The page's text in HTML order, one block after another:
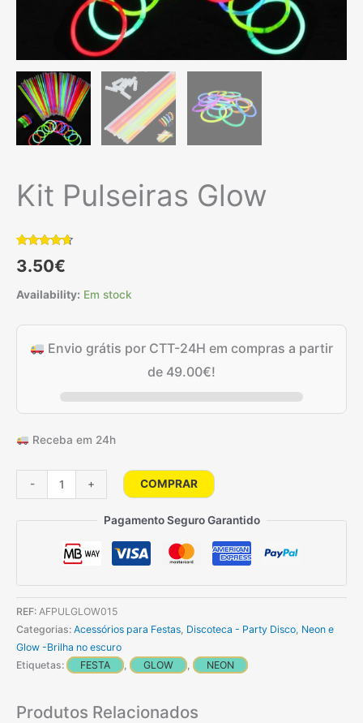
Kit Pulseiras Glow
com4.50
base em
classificações
3.50€
Availability: Em stock
Envio grátis por CTT-24H em compras a partir
de 49.00€!
Receba em 24h
-
Quantidade
de
Kit
+ COMPRAR
Pagamento Seguro Garantido
REF: AFPULGLOW015
Categorias: Acessórios para Festas, Discoteca - Party Disco, Neon e
Glow -Brilha no escuro
Etiquetas:
FESTA , GLOW , NEON
Produtos Relacionados